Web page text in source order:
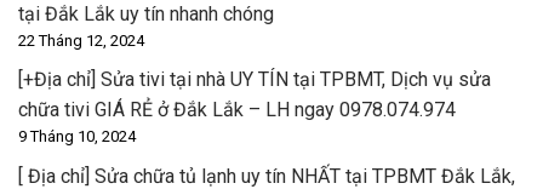
tại Đắk Lắk uy tín nhanh chóng
22 Tháng 12, 2024
[+Địa chỉ] Sửa tivi tại nhà UY TÍN tại TPBMT, Dịch vụ sửa
chữa tivi GIÁ RẺ ở Đắk Lắk – LH ngay 0978.074.974
9 Tháng 10, 2024
[ Địa chỉ] Sửa chữa tủ lạnh uy tín NHẤT tại TPBMT Đắk Lắk,